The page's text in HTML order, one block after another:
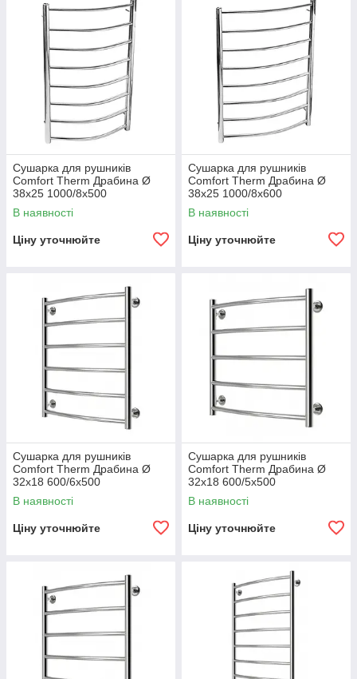
Сушарка для рушників
Comfort Therm Драбина Ø
38х25 1000/8х500
В наявності
Ціну уточнюйте
Сушарка для рушників
Comfort Therm Драбина Ø
38х25 1000/8х600
В наявності
Ціну уточнюйте
Сушарка для рушників
Comfort Therm Драбина Ø
32х18 600/6х500
В наявності
Ціну уточнюйте
Сушарка для рушників
Comfort Therm Драбина Ø
32х18 600/5х500
В наявності
Ціну уточнюйте